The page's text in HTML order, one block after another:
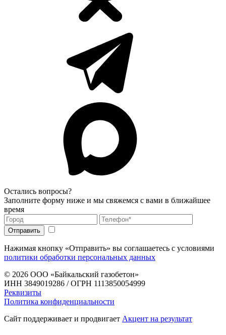
Остались вопросы?
Заполните форму ниже и мы свяжемся с вами в ближайшее
время
Нажимая кнопку «Отправить» вы соглашаетесь с условиями
политики обработки персональных данных
© 2026 ООО «Байкальский газобетон»
ИНН 3849019286 / ОГРН 1113850054999
Реквизиты
Политика конфиденциальности
Сайт поддерживает и продвигает Акцент на результат